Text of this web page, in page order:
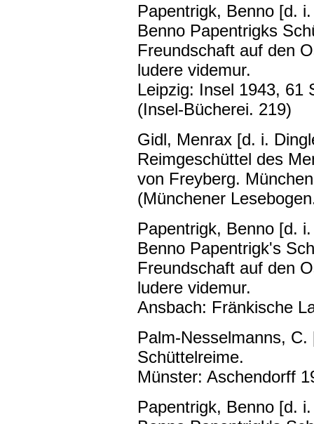
Papentrigk, Benno [d.
Benno Papentrigks
Freundschaft auf den
ludere videmur.
Leipzig: Insel 1943, 61
(Insel-Bücherei. 219)
Gidl, Menrax [d. i.
Reimgeschüttel des
von Freyberg.
(Münchener
Papentrigk, Benno [d.
Benno Papentrigk's
Freundschaft auf den
ludere videmur.
Ansbach: Fränkische
Palm-Nesselmanns,
Schüttelreime.
Münster: Aschendorff
Papentrigk, Benno [d.